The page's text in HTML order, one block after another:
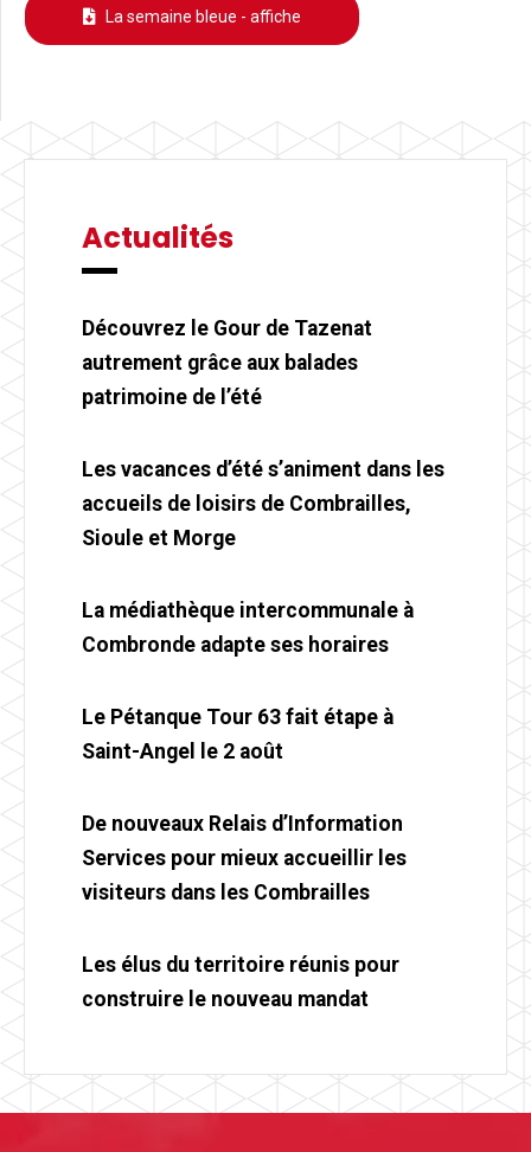
La semaine bleue - affiche
Actualités
Découvrez le Gour de Tazenat
autrement grâce aux balades
patrimoine de l’été
Les vacances d’été s’animent dans les
accueils de loisirs de Combrailles,
Sioule et Morge
La médiathèque intercommunale à
Combronde adapte ses horaires
Le Pétanque Tour 63 fait étape à
Saint-Angel le 2 août
De nouveaux Relais d’Information
Services pour mieux accueillir les
visiteurs dans les Combrailles
Les élus du territoire réunis pour
construire le nouveau mandat